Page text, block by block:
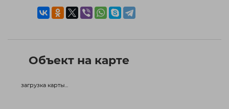
Объект на карте
загрузка карты...